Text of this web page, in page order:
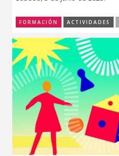
FORMACIÓN ACTIVIDADES